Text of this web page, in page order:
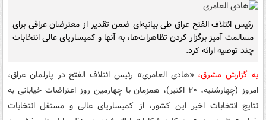
رئیس ائتلاف الفتح عراق طی بیانیه‌ای ضمن تقدیر از معترضان عراقی برای
مسالمت ‌آمیز برگزار کردن تظاهرات‌ها، به آنها و کمیساریای عالی انتخابات
چند توصیه ارائه کرد.
به گزارش مشرق، «هادی العامری» رئیس ائتلاف الفتح در پارلمان عراق،
امروز (چهارشنبه، ۲۰ اکتبر)، همزمان با چهارمین روز اعتراضات خیابانی به
نتایج انتخابات اخیر این کشور، از کمیساریای عالی و مستقل انتخابات